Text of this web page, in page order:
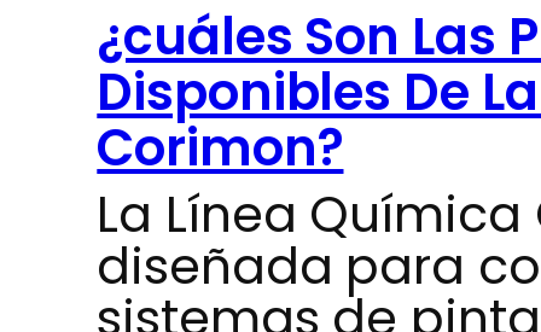
¿cuáles Son Las
Disponibles De
Corimon?
La Línea
diseñada para